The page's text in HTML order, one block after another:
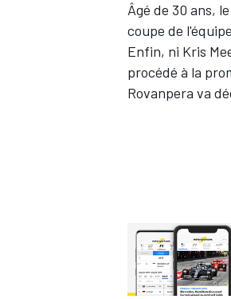
Âgé de 30 ans,
coupe de
Enfin, ni Kris
procédé à la
Rovanpera va